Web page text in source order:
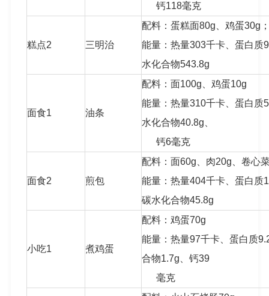
钙118毫克
糕点2 三明治
配料：蛋糕面80g、鸡蛋30g
能量：热量303千卡、蛋白质
水化合物543.8g
面食1 油条
配料：面100g、鸡蛋10g
能量：热量310千卡、蛋白质
水化合物40.8g、
钙6毫克
面食2 煎包
配料：面60g、肉20g、卷心
能量：热量404千卡、蛋白质
碳水化合物45.8g
小吃1 煮鸡蛋
配料：鸡蛋70g
能量：热量97千卡、蛋白质
合物1.7g、钙39
毫克